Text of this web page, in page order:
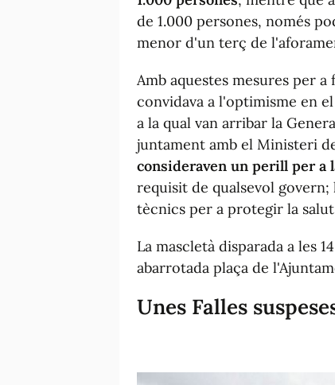
de 1.000 persones, només
menor d'un terç de
Amb aquestes mesures per
convidava a l'optimisme en
a la qual van arribar la
juntament amb el Ministeri
consideraven un perill per a
requisit de qualsevol
tècnics per a protegir la
La mascletà disparada a les
abarrotada plaça de
Unes Falles